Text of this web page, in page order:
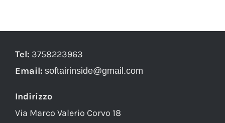
Tel: 3758223963
Email: softairinside@gmail.com
Indirizzo
Via Marco Valerio Corvo 18